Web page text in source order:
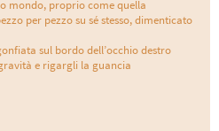
mondo, proprio come quella
per pezzo su sé stesso, dimenticato
sul bordo dell’occhio destro
e rigargli la guancia